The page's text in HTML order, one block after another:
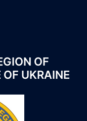
OF
OF UKRAINE